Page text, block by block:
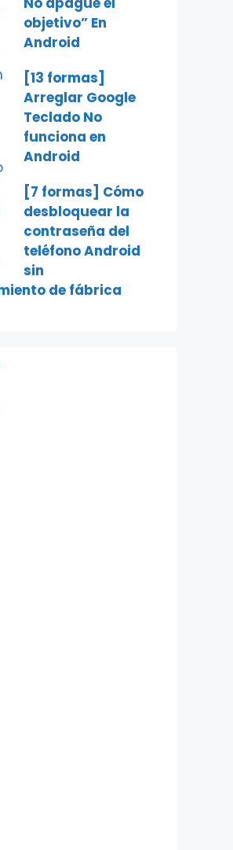
objetivo” En
Android
[13 formas]
Arreglar Google
Teclado No
funciona en
Android
[7 formas] Cómo
desbloquear la
contraseña del
teléfono Android
sin
de fábrica